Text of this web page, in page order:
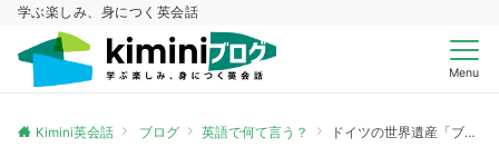
学ぶ楽しみ、身につく英会話
Menu
Kimini英会話 ブログ 英語で何て言う？ ドイツの世界遺産「ブレーメンのマルクト広場の市庁舎とローラント像」とは？メルヘン街道の終点を英語で巡る